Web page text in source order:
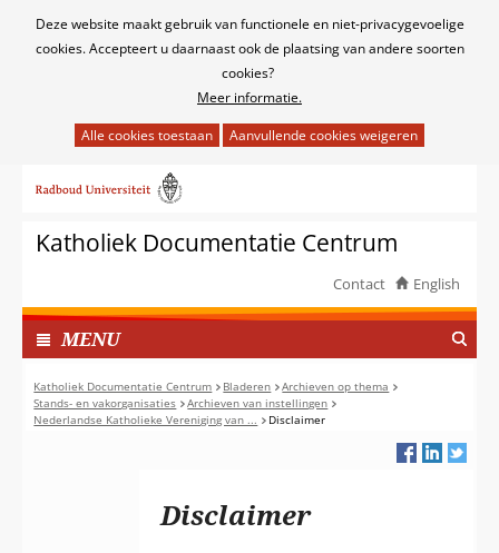
Cookies
Deze website maakt gebruik van functionele en niet-privacygevoelige
cookies. Accepteert u daarnaast ook de plaatsing van andere soorten
cookies?
Meer informatie.
het
van
cookies
deze
website
worden
toegestaan
of
geweigerd.
naar
inhoudKatholiek Documentatie Centrum
Contact English
MENUI
N
G
E
K
Katholiek Documentatie Centrum Bladeren
Archieven op thema
Stands- en vakorganisaties
Archieven van instellingen
Nederlandse Katholieke Vereniging van ...
Disclaimer
Disclaimer